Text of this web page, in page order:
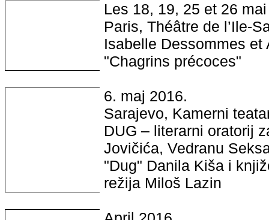
Les 18, 19, 25 et 26
Paris, Théâtre de l’Ile-
Isabelle Dessommes
"Chagrins précoces"
6. maj 2016.
Sarajevo, Kamerni
DUG – literarni oratorij
Jovičića, Vedranu
"Dug" Danila Kiša i
režija Miloš Lazin